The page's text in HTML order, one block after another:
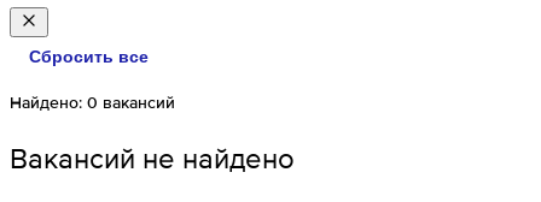
Сбросить все
Найдено: 0 вакансий
Вакансий не найдено